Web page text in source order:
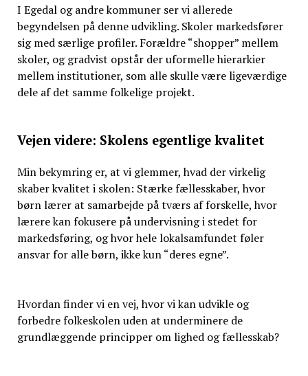
I Egedal og andre kommuner ser vi allerede
begyndelsen på denne udvikling. Skoler markedsfører
sig med særlige profiler. Forældre “shopper” mellem
skoler, og gradvist opstår der uformelle hierarkier
mellem institutioner, som alle skulle være ligeværdige
dele af det samme folkelige projekt.
Vejen videre: Skolens egentlige kvalitet
Min bekymring er, at vi glemmer, hvad der virkelig
skaber kvalitet i skolen: Stærke fællesskaber, hvor
børn lærer at samarbejde på tværs af forskelle, hvor
lærere kan fokusere på undervisning i stedet for
markedsføring, og hvor hele lokalsamfundet føler
ansvar for alle børn, ikke kun “deres egne”.
Hvordan finder vi en vej, hvor vi kan udvikle og
forbedre folkeskolen uden at underminere de
grundlæggende principper om lighed og fællesskab?